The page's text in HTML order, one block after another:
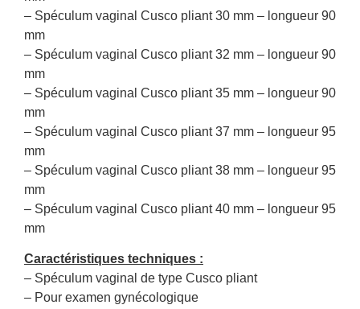
– Spéculum vaginal Cusco pliant 30 mm – longueur 90
mm
– Spéculum vaginal Cusco pliant 32 mm – longueur 90
mm
– Spéculum vaginal Cusco pliant 35 mm – longueur 90
mm
– Spéculum vaginal Cusco pliant 37 mm – longueur 95
mm
– Spéculum vaginal Cusco pliant 38 mm – longueur 95
mm
– Spéculum vaginal Cusco pliant 40 mm – longueur 95
mm
Caractéristiques techniques :
– Spéculum vaginal de type Cusco pliant
– Pour examen gynécologique